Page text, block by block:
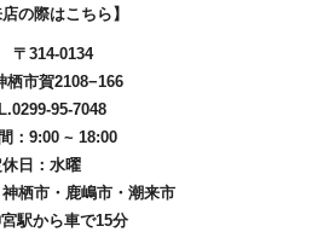
店の際はこちら】
314-0134
栖市賀2108−166
95-7048
：9:00 ~ 18:00
休日：水曜
神栖市・ 鹿嶋市・ 潮来市
駅から車で15分